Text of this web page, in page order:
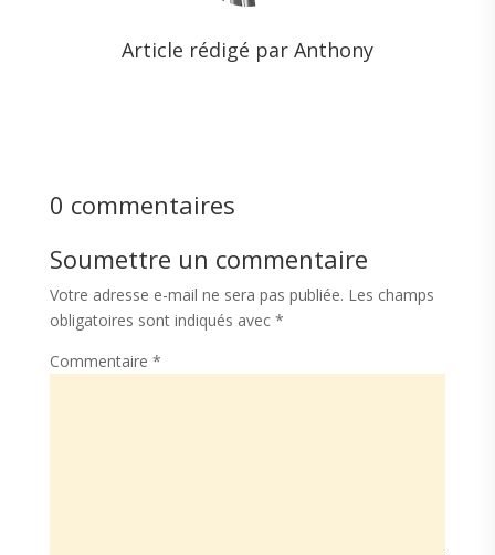
Article rédigé par Anthony
0 commentaires
Soumettre un commentaire
Votre adresse e-mail ne sera pas publiée. Les champs
obligatoires sont indiqués avec *
Commentaire *